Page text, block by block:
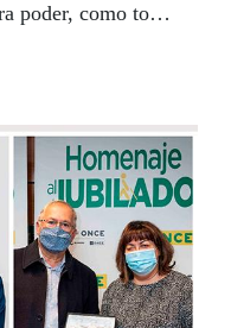
poder, como todos